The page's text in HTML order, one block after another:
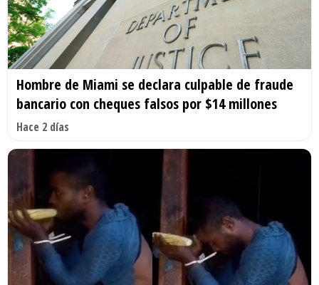
Hombre de Miami se declara culpable de fraude
bancario con cheques falsos por $14 millones
Hace 2 días